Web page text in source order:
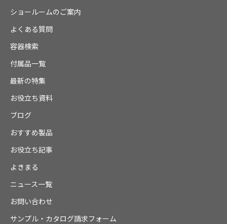
ショールームのご案内
よくある質問
容器検索
付属品一覧
最新の特集
お役立ち資料
ブログ
おすすめ製品
お役立ち記事
よきまる
ニュース一覧
お問い合わせ
サンプル・カタログ請求フォーム